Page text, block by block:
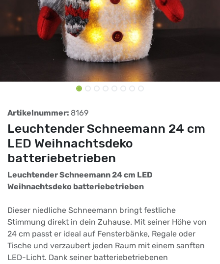
Artikelnummer: 8169
Leuchtender Schneemann 24 cm
LED Weihnachtsdeko
batteriebetrieben
Leuchtender Schneemann 24 cm LED
Weihnachtsdeko batteriebetrieben
Dieser niedliche Schneemann bringt festliche
Stimmung direkt in dein Zuhause. Mit seiner Höhe von
24 cm passt er ideal auf Fensterbänke, Regale oder
Tische und verzaubert jeden Raum mit einem sanften
LED-Licht. Dank seiner batteriebetriebenen